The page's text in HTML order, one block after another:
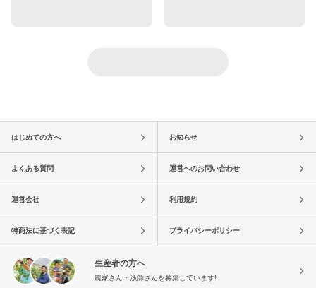
はじめての方へ お知らせ
よくある質問 運営へのお問い合わせ
運営会社 利用規約
特商法に基づく表記 プライバシーポリシー
生産者の方へ
農家さん・漁師さんを募集しています!